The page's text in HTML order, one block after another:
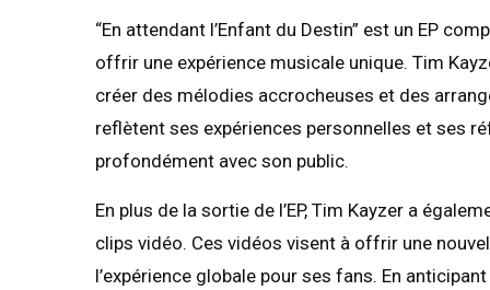
“En attendant l’Enfant du Destin” est un EP
offrir une expérience musicale unique. Tim
créer des mélodies accrocheuses et des
reflètent ses expériences personnelles et ses
profondément avec son public.
En plus de la sortie de l’EP, Tim Kayzer a
clips vidéo. Ces vidéos visent à offrir une
l’expérience globale pour ses fans. En